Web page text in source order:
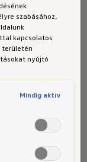
hatékony
szabásához,
kapcsolatos
területén
nyújtó
Mindig aktív